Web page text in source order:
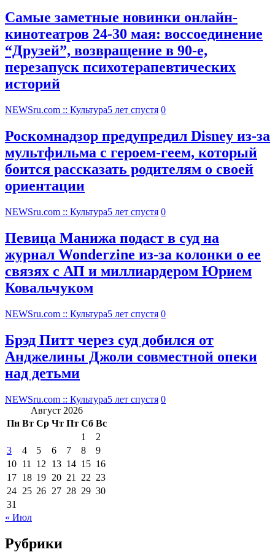
Самые заметные новинки онлайн-
кинотеатров 24-30 мая: воссоединение
“Друзей”, возвращение в 90-е,
перезапуск психотерапевтических
историй
NEWSru.com :: Культура5 лет спустя 0
Роскомнадзор предупредил Disney из-за
мультфильма c героем-геем, который
боится рассказать родителям о своей
ориентации
NEWSru.com :: Культура5 лет спустя 0
Певица Манижа подаст в суд на
журнал Wonderzine из-за колонки о ее
связях с АП и миллиардером Юрием
Ковальчуком
NEWSru.com :: Культура5 лет спустя 0
Брэд Питт через суд добился от
Анджелины Джоли совместной опеки
над детьми
NEWSru.com :: Культура5 лет спустя 0
Август 2026
Пн Вт Ср Чт Пт Сб Вс
1
2
3
4 5 6 7 8
9
10 11 12 13 14 15 16
17 18 19 20 21 22 23
24 25 26 27 28 29 30
31
« Июл
Рубрики